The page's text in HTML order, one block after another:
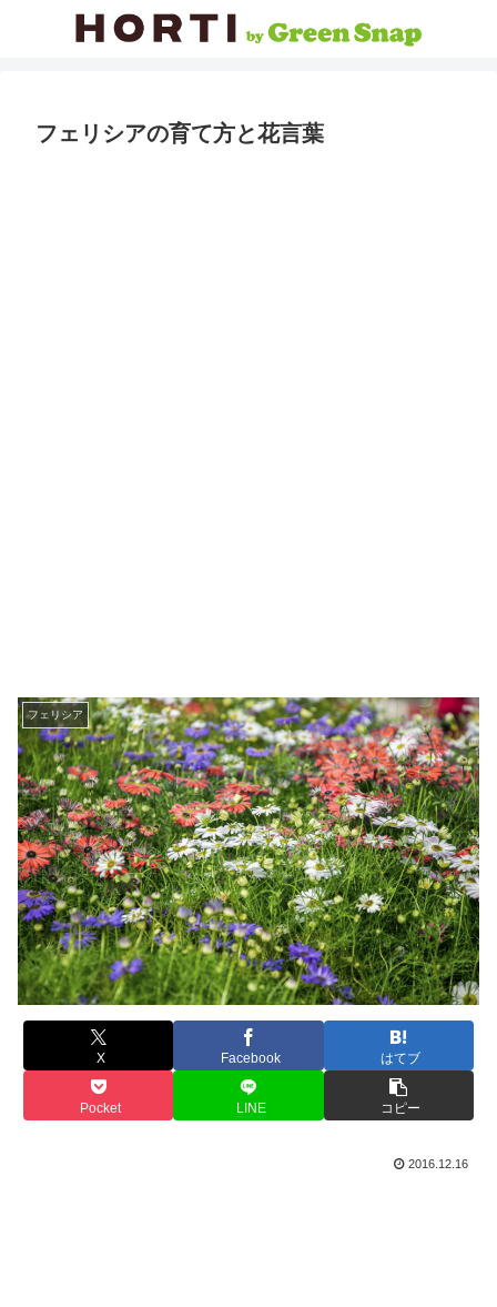
フェリシアの育て方と花言葉
フェリシア
X Facebook はてブ
Pocket LINE コピー
2016.12.16